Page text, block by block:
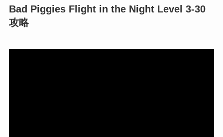
Bad Piggies Flight in the Night Level 3-30
攻略